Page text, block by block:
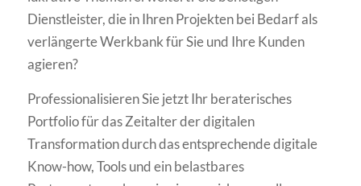
Dienstleister, die in Ihren Projekten bei Bedarf als
verlängerte Werkbank für Sie und Ihre Kunden
agieren?
Professionalisieren Sie jetzt Ihr beraterisches
Portfolio für das Zeitalter der digitalen
Transformation durch das entsprechende digitale
Know-how, Tools und ein belastbares